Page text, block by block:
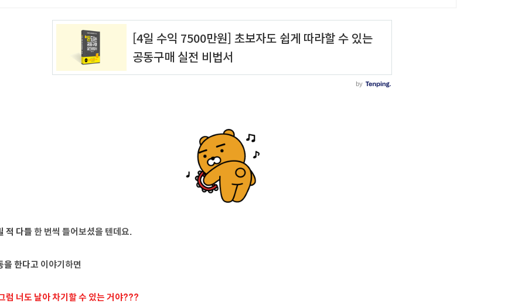
적 다들 한 번씩 들어보셨을 텐데요.
을 한다고 이야기하면
럼 너도 날아차기할수 있는 거야???